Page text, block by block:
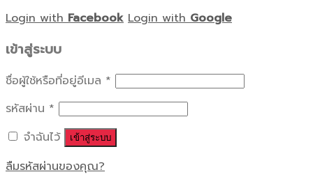
Login withFacebook Login withGoogle
เข้าสู่ระบบ
ชื่อผู้ใช้หรือที่อยู่อีเมล *
รหัสผ่าน *
จำฉันไว้
เข้าสู่ระบบ
ลืมรหัสผ่านของคุณ?